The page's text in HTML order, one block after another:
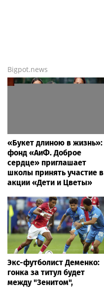
Bigpot.news
«Букет длиною в жизнь»:
фонд «АиФ. Доброе
сердце» приглашает
школы принять участие в
акции «Дети и Цветы»
Экс-футболист Деменко:
гонка за титул будет
между "Зенитом",